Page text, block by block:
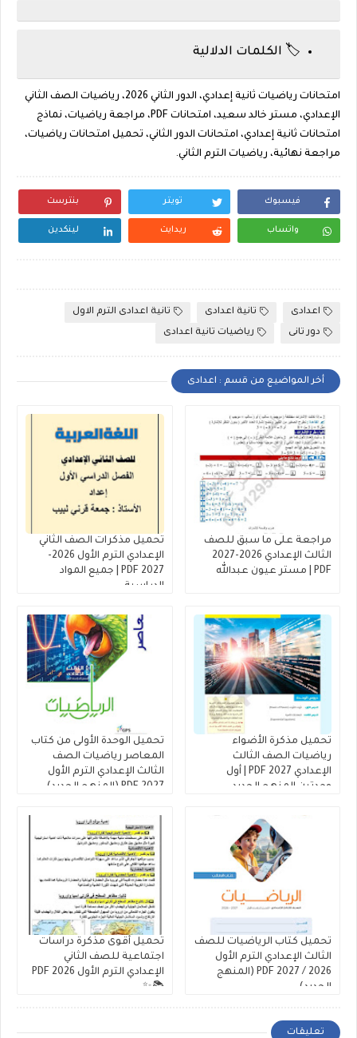
🏷️ الكلمات الدلالية
امتحانات رياضيات ثانية إعدادي، الدور الثاني 2026، رياضيات الصف الثاني
الإعدادي، مستر خالد سعيد، امتحانات PDF، مراجعة رياضيات، نماذج
امتحانات ثانية إعدادي، امتحانات الدور الثاني، تحميل امتحانات رياضيات،
مراجعة نهائية، رياضيات الترم الثاني.
فيسبوك تويتر بنترست
واتساب ريدايت لينكدين
اعدادى تانية اعدادى
تانية اعدادى الترم الاول
دور تانى
رياضيات تانية اعدادى
أخر المواضيع من قسم : اعدادى
مراجعة على ما سبق للصف
الثالث الإعدادي 2026-2027
PDF | مستر عيون عبدالله
تحميل مذكرات الصف الثاني
الإعدادي الترم الأول 2026-
2027 PDF | جميع المواد
الدراسية
تحميل مذكرة الأضواء
رياضيات الصف الثالث
الإعدادي 2027 PDF | أول
وحدتين المنهج الجديد
تحميل الوحدة الأولى من كتاب
المعاصر رياضيات الصف
الثالث الإعدادي الترم الأول
2027 PDF (المنهج الجديد)
تحميل كتاب الرياضيات للصف
الثالث الإعدادي الترم الأول
2026 / 2027 PDF (المنهج
الجديد)
تحميل أقوى مذكرة دراسات
اجتماعية للصف الثاني
الإعدادي الترم الأول 2026 PDF
📚✨
تعليقات